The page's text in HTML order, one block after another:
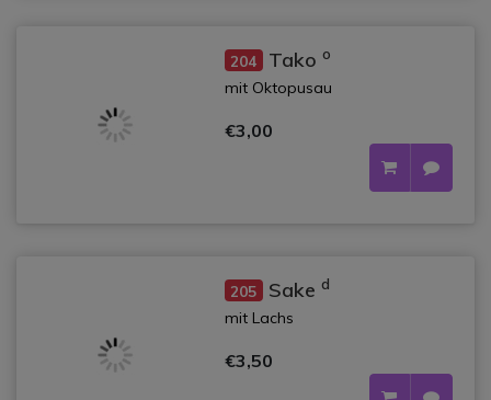
204 Tako o
mit Oktopusau
€3,00
205 Sake d
mit Lachs
€3,50